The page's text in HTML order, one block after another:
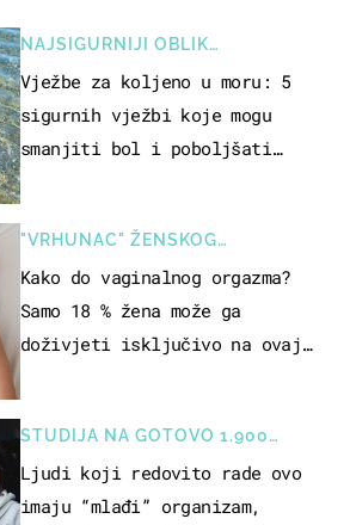
NAJSIGURNIJI OBLIK
REKREACIJE
Vježbe za koljeno u moru: 5
sigurnih vježbi koje mogu
smanjiti bol i poboljšati
"VRHUNAC" ŽENSKOG
SEKSUALNOG ISKUSTVA
Kako do vaginalnog orgazma?
Samo 18 % žena može ga
doživjeti isključivo na ovaj
STUDIJA NA GOTOVO 1.900
OSOBA
Ljudi koji redovito rade ovo
imaju “mlađi” organizam,